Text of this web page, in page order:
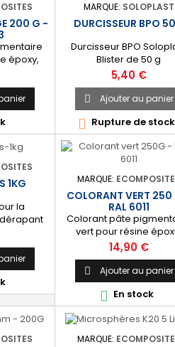
200 G -
époxy,
et
3003
MARQUE: SOLOPLAST
DURCISSEUR BPO
Durcisseur BPO
Blister de 50 g
Prix
5,40 €
 Ajouter au panier
 Rupture de stock
1KG
la
1KG
MARQUE:
COLORANT VERT
RAL 6011
Colorant pâte
vert pour résine
polyester, gelcoat et
topcoat. [Vert] : RAL
facile à mélanger.
Prix
14,90 €
 Ajouter au panier
 En stock
MARQUE: